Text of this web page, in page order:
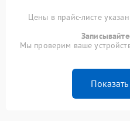
Цены в прайс-листе
Мы проверим ваше
Показать